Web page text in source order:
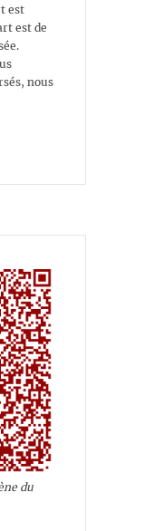
est
est de
nous
du